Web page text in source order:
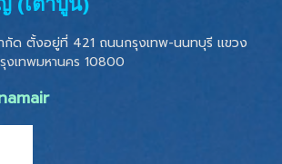
กัด ตั้งอยู่ที่ 421 ถนนกรุงเทพ-นนทบุรี แขวง
งเทพมหานคร 10800